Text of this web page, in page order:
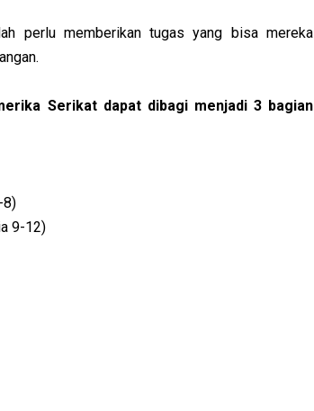
perlu memberikan tugas yang bisa mereka
Serikat dapat dibagi menjadi 3 bagian
8)
9-12)